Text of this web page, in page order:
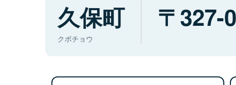
久保町
クボチョウ
327-